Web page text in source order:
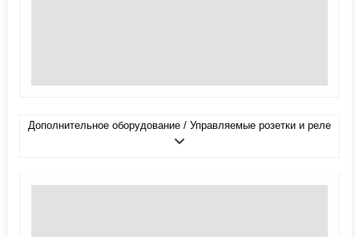
Дополнительное оборудование / Управляемые розетки и реле